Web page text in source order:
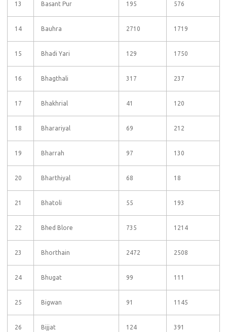
13 Basant Pur 195 576
14 Bauhra 2710 1719
15 Bhadi Yari 129 1750
16 Bhagthali 317 237
17 Bhakhrial 41 120
18 Bharariyal 69 212
19 Bharrah 97 130
20 Bharthiyal 68 18
21 Bhatoli 55 193
22 Bhed Blore 735 1214
23 Bhorthain 2472 2508
24 Bhugat 99 111
25 Bigwan 91 1145
26 Bijjat 124 391